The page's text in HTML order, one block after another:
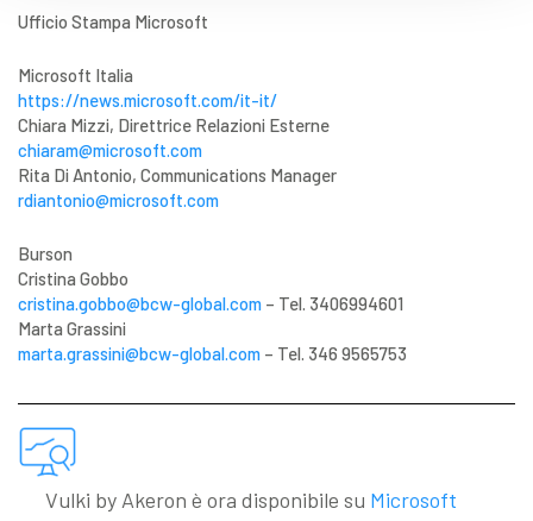
Ufficio Stampa Microsoft
Microsoft Italia
https://news.microsoft.com/it-it/
Chiara Mizzi, Direttrice Relazioni Esterne
chiaram@microsoft.com
Rita Di Antonio, Communications Manager
rdiantonio@microsoft.com
Burson
Cristina Gobbo
cristina.gobbo@bcw-global.com – Tel. 3406994601
Marta Grassini
marta.grassini@bcw-global.com – Tel. 346 9565753
Vulki by Akeron è ora disponibile su Microsoft